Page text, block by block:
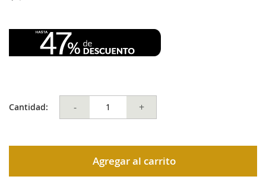
Cantidad: - +
Agregar al carrito